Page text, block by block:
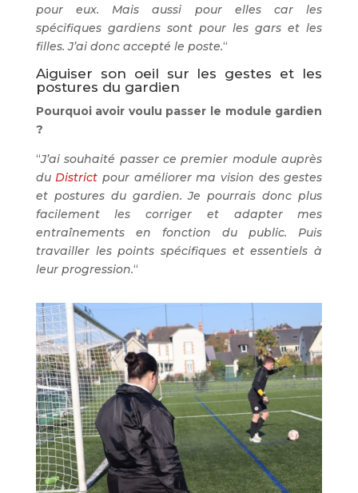
pour eux. Mais aussi pour elles car les
spécifiques gardiens sont pour les gars et les
filles. J’ai donc accepté le poste.“
Aiguiser son oeil sur les gestes et les
postures du gardien
Pourquoi avoir voulu passer le module gardien
?
“J’ai souhaité passer ce premier module auprès
duDistrict pour améliorer ma vision des gestes
et postures du gardien. Je pourrais donc plus
facilement les corriger et adapter mes
entraînements en fonction du public. Puis
travailler les points spécifiques et essentiels à
leur progression.“